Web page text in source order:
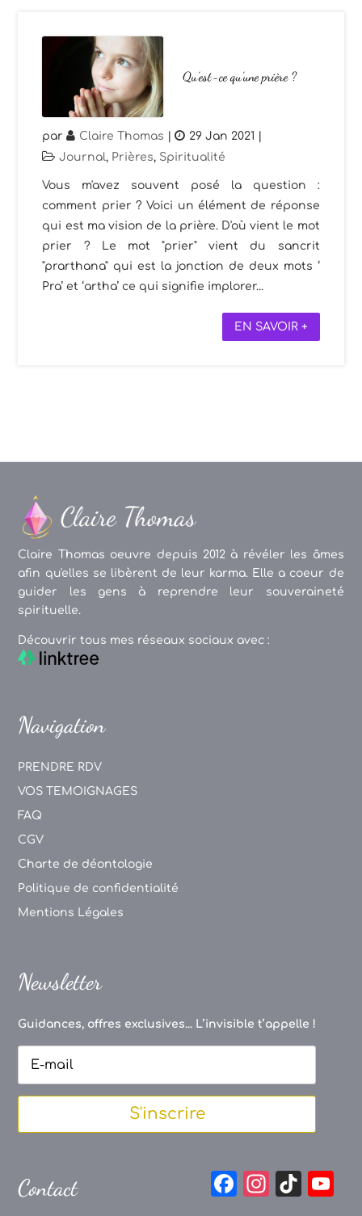
Qu’est-ce qu’une prière ?
par Claire Thomas | 29 Jan 2021
Journal, Prières, Spiritualité
Vous m'avez souvent posé la question :
comment prier ? Voici un élément de réponse
qui est ma vision de la prière. D'où vient le mot
prier ? Le mot "prier" vient du sancrit
"prarthana" qui est la jonction de deux mots ‘
Pra’ et ‘artha’ ce qui signifie implorer...
EN SAVOIR +
Claire Thomas oeuvre depuis 2012 à révéler les âmes
afin qu'elles se libèrent de leur karma. Elle a coeur de
guider les gens à reprendre leur souveraineté
spirituelle.
Découvrir tous mes réseaux sociaux avec :
Navigation
PRENDRE RDV
VOS TEMOIGNAGES
FAQ
CGV
Charte de déontologie
Politique de confidentialité
Mentions Légales
Newsletter
Guidances, offres exclusives... L’invisible t’appelle !
S'inscrire
Contact
F
In
Ti